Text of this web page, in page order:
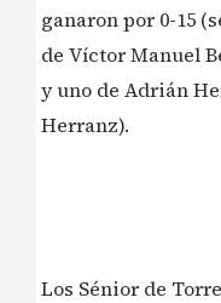
ganaron por 0-15
de Víctor Manuel
y uno de Adrián
Herranz).
Los Sénior de